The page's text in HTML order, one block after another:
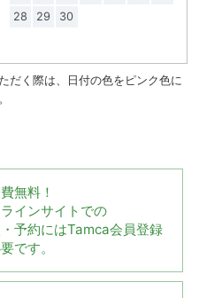
28
29 30
だく際は、日付の色をピンク色に
無料！
インサイトでの
予約にはTamca会員登録
です。